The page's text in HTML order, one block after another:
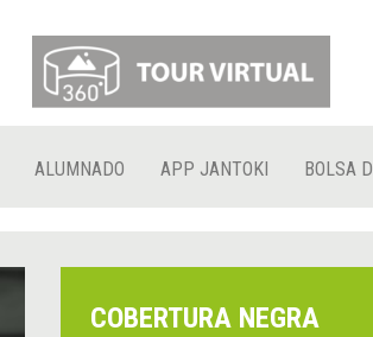
ALUMNADO APP JANTOKI BOLSA
COBERTURA NEGRA